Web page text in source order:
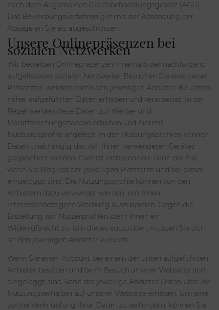
nach dem Allgemeinen Gleichbehandlungsgesetz (AGG).
Das Bewerbungsverfahren gilt mit der Absendung der
Absage an Sie als abgeschlossen.
Unsere Onlinepräsenzen bei
sozialen Netzwerken
Wir betreiben Onlinepräsenzen innerhalb der nachfolgend
aufgelisteten sozialen Netzwerke. Besuchen Sie eine dieser
Präsenzen, werden durch den jeweiligen Anbieter die unten
näher aufgeführten Daten erhoben und verarbeitet. In der
Regel werden diese Daten zur Werbe- und
Marktforschungszwecke erhoben und hiermit
Nutzungsprofile angelegt. In den Nutzungsprofilen können
Daten unabhängig des von Ihnen verwendeten Gerätes
gespeichert werden. Dies ist insbesondere dann der Fall,
wenn Sie Mitglied der jeweiligen Plattform und bei dieser
eingeloggt sind. Die Nutzungsprofile können von den
Anbietern dazu verwendet werden, um Ihnen
interessenbezogene Werbung auszuspielen. Gegen die
Erstellung von Nutzerprofilen steht Ihnen ein
Widerrufsrecht zu. Um dieses auszuüben, müssen Sie sich
an den jeweiligen Anbieter wenden.
Wenn Sie einen Account bei einem der unten aufgeführten
Anbieter besitzen und beim Besuch unserer Webseite dort
eingeloggt sind, kann der jeweilige Anbieter Daten über Ihr
Nutzungsverhalten auf unserer Webseite erheben. Um eine
solche Verknüpfung Ihrer Daten zu verhindern, können Sie